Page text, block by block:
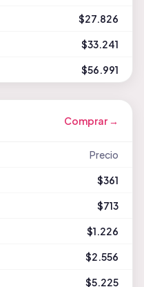
$27.826
$33.241
$56.991
Comprar →
Precio
$361
$713
$1.226
$2.556
$5.225